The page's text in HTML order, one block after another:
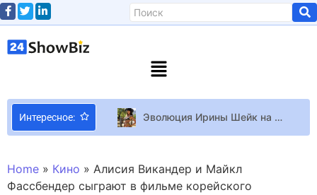
Интересное:
Эволюция Ирины Шейк на страницах Sports Illustrated
Wuthering Waves Геймплей из беты в новом трейлере аниме-экшена Wuthering Waves
Home » Кино » Алисия Викандер и Майкл
Фассбендер сыграют в фильме корейского